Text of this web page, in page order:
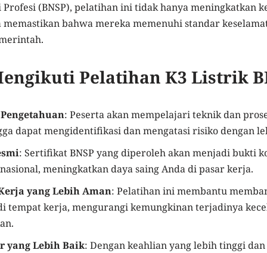
(BNSP), pelatihan ini tidak hanya meningkatkan
bahwa mereka memenuhi standar
Pelatihan K3 Listrik
: Peserta akan mempelajari teknik dan
dapat mengidentifikasi dan mengatasi risiko dengan
: Sertifikat BNSP yang diperoleh akan menjadi bukti
meningkatkan daya saing Anda di pasar kerja.
yang Lebih Aman: Pelatihan ini membantu
tempat kerja, mengurangi kemungkinan terjadinya
yang Lebih Baik: Dengan keahlian yang lebih tinggi